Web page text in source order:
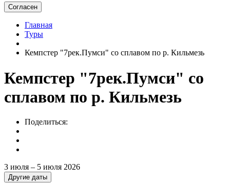
Согласен
Главная
Туры
Кемпстер "7рек.Пумси" со сплавом по р. Кильмезь
Кемпстер "7рек.Пумси" со
сплавом по р. Кильмезь
Поделиться:
3 июля – 5 июля 2026
Другие даты